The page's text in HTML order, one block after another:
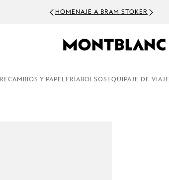
HOMENAJE A BRAM STOKER
RECAMBIOS Y PAPELERÍABOLSOS EQUIPAJE DE VIAJE